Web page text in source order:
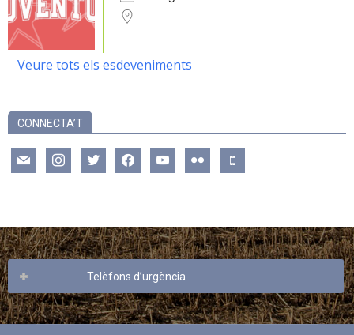
Veure tots els esdeveniments
CONNECTA’T
mail instagramtwitter facebookyoutube flickr mobile
Telèfons d’urgència